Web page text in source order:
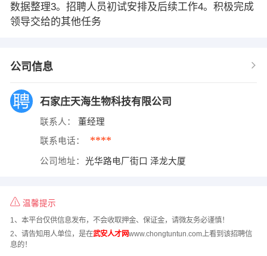
数据整理3。招聘人员初试安排及后续工作4。积极完成
领导交给的其他任务
公司信息
石家庄天海生物科技有限公司
联系人： 董经理
联系电话： ****
公司地址： 光华路电厂街口 泽龙大厦
温馨提示
1、本平台仅供信息发布，不会收取押金、保证金，请微友务必谨慎！
2、请告知用人单位，是在武安人才网www.chongtuntun.com上看到该招聘信
息的！